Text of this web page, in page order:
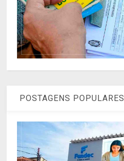
POSTAGENS POPULARES